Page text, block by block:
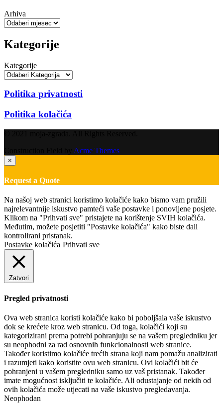
Arhiva
Kategorije
Kategorije
Politika privatnosti
Politika kolačića
Acme Themes
×
Request a Quote
Na našoj web stranici koristimo kolačiće kako bismo vam pružili
najrelevantnije iskustvo pamteći vaše postavke i ponovljene posjete.
Klikom na "Prihvati sve" pristajete na korištenje SVIH kolačića.
Međutim, možete posjetiti "Postavke kolačića" kako biste dali
kontrolirani pristanak.
Postavke kolačića Prihvati sve
Zatvori
Pregled privatnosti
Ova web stranica koristi kolačiće kako bi poboljšala vaše iskustvo
dok se krećete kroz web stranicu. Od toga, kolačići koji su
kategorizirani prema potrebi pohranjuju se na vašem pregledniku jer
su neophodni za rad osnovnih funkcionalnosti web stranice.
Također koristimo kolačiće trećih strana koji nam pomažu analizirati
i razumjeti kako koristite ovu web stranicu. Ovi kolačići bit će
pohranjeni u vašem pregledniku samo uz vaš pristanak. Također
imate mogućnost isključiti te kolačiće. Ali odustajanje od nekih od
ovih kolačića može utjecati na vaše iskustvo pregledavanja.
Neophodan